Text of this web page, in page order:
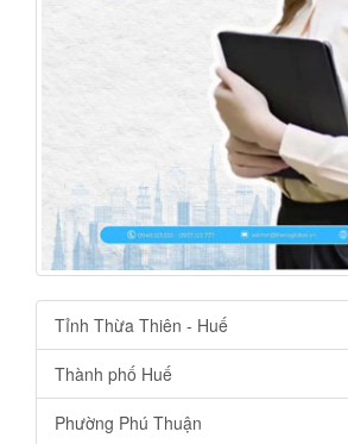
Tỉnh Thừa Thiên - Huế
Thành phố Huế
Phường Phú Thuận